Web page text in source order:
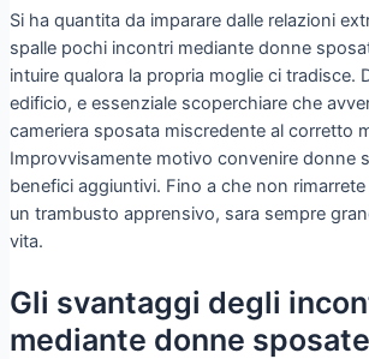
Si ha quantita da imparare dalle relazioni
spalle pochi incontri mediante donne
intuire qualora la propria moglie ci tradisce.
edificio, e essenziale scoperchiare che
cameriera sposata miscredente al corretto
Improvvisamente motivo convenire donne
benefici aggiuntivi. Fino a che non
un trambusto apprensivo, sara sempre
vita.
Gli svantaggi degli
mediante donne sposate